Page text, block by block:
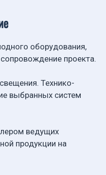
оборудования,
проекта.
Технико-
выбранных систем
ведущих
продукции на